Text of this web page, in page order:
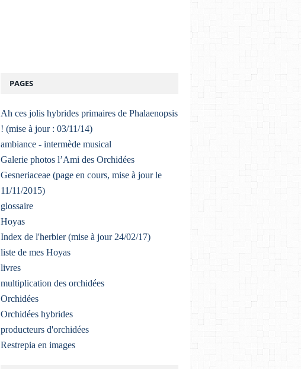
PAGES
Ah ces jolis hybrides primaires de Phalaenopsis
! (mise à jour : 03/11/14)
ambiance - intermède musical
Galerie photos l’Ami des Orchidées
Gesneriaceae (page en cours, mise à jour le
11/11/2015)
glossaire
Hoyas
Index de l'herbier (mise à jour 24/02/17)
liste de mes Hoyas
livres
multiplication des orchidées
Orchidées
Orchidées hybrides
producteurs d'orchidées
Restrepia en images